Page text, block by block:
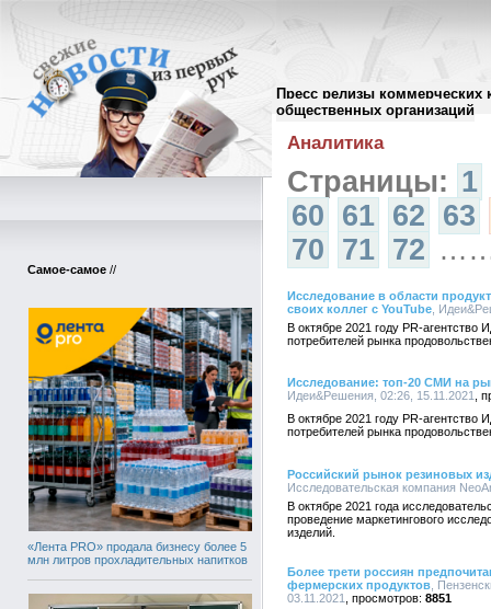
Пресс релизы коммерческих
общественных организаций
Самое-самое //
«Лента PRO» продала бизнесу более 5
млн литров прохладительных напитков
Архив пресс-релизов//
Аналитика
Страницы: 1
60 61 62 63
70 71 72
Исследование в области
своих коллег с YouTube ,
В октябре 2021 году PR-
потребителей рынка
Исследование: топ-20 СМИ на
Идеи&Решения, 02:26, 15.11.2021
В октябре 2021 году PR-
потребителей рынка
Российский рынок резиновых
Исследовательская компания
В октябре 2021 года
проведение маркетингового
изделий.
Более трети россиян
фермерских продуктов ,
03.11.2021
8851